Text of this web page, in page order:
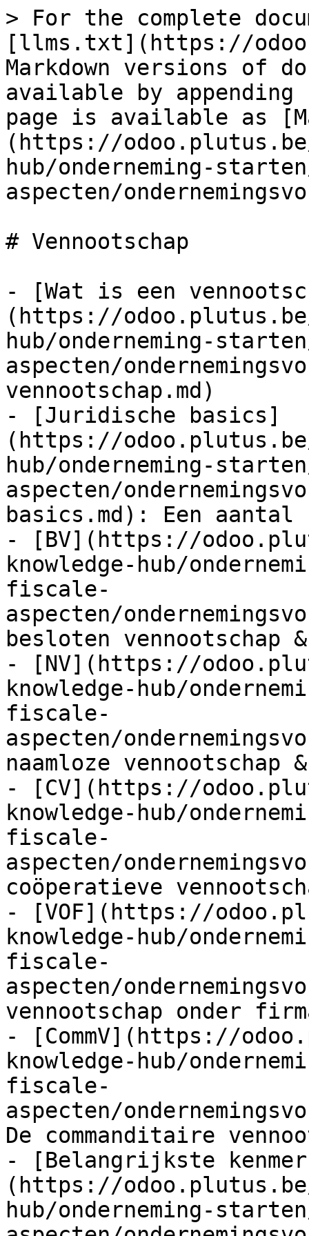
> For the complete
[llms.txt](https://
Markdown versions of
available by
page is available as
(https://
hub/onderneming-
aspecten/
# Vennootschap
- [Wat is een
(https://
hub/onderneming-
aspecten/
vennootschap.md)
- [Juridische basics]
(https://
hub/onderneming-
aspecten/
basics.md): Een aantal
- [BV](https://
knowledge-hub/
fiscale-
aspecten/
besloten vennootschap
- [NV](https://
knowledge-hub/
fiscale-
aspecten/
naamloze vennootschap
- [CV](https://
knowledge-hub/
fiscale-
aspecten/
coöperatieve
- [VOF](https://
knowledge-hub/
fiscale-
aspecten/
vennootschap onder
- [CommV](https://
knowledge-hub/
fiscale-
aspecten/
De commanditaire
- [Belangrijkste
(https://
hub/onderneming-